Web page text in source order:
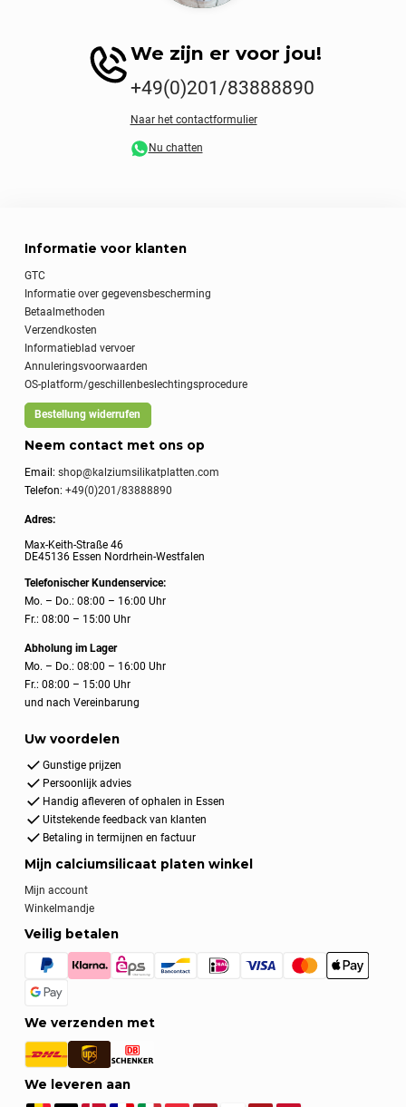
We zijn er voor jou!
+49(0)201/83888890
Naar het contactformulier
Nu chatten
Informatie voor klanten
GTC
Informatie over gegevensbescherming
Betaalmethoden
Verzendkosten
Informatieblad vervoer
Annuleringsvoorwaarden
OS-platform/geschillenbeslechtingsprocedure
Bestellung widerrufen
Neem contact met ons op
Email:shop@kalziumsilikatplatten.com
Telefon:+49(0)201/83888890
Adres:
Max-Keith-Straße 46
DE45136 Essen Nordrhein-Westfalen
Telefonischer Kundenservice:
Mo. – Do.: 08:00 – 16:00 Uhr
Fr.: 08:00 – 15:00 Uhr
Abholung im Lager
Mo. – Do.: 08:00 – 16:00 Uhr
Fr.: 08:00 – 15:00 Uhr
und nach Vereinbarung
Uw voordelen
Gunstige prijzen
Persoonlijk advies
Handig afleveren of ophalen in Essen
Uitstekende feedback van klanten
Betaling in termijnen en factuur
Mijn calciumsilicaat platen winkel
Mijn account
Winkelmandje
Veilig betalen
We verzenden met
We leveren aan